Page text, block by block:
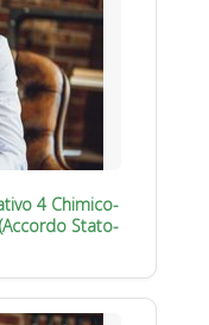
4 Chimico-
Stato-